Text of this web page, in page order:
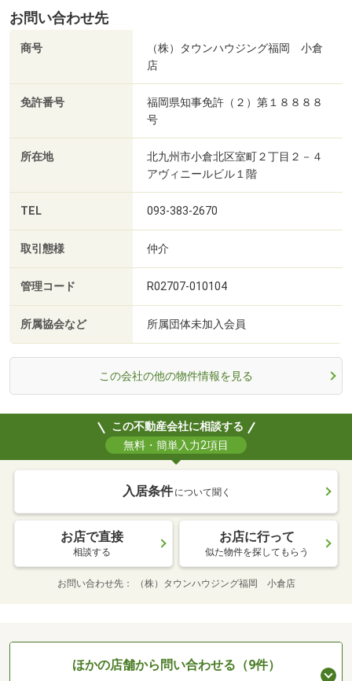
お問い合わせ先
商号
（株）タウンハウジング福岡 小倉
店
免許番号
福岡県知事免許（２）第１８８８８
号
所在地
北九州市小倉北区室町２丁目２－４
アヴィニールビル１階
TEL 093-383-2670
取引態様 仲介
管理コード R02707-010104
所属協会など 所属団体未加入会員
この会社の他の物件情報を見る
この不動産会社に相談する
無料・簡単入力2項目
入居条件 について聞く
お店で直接
相談する
お店に行って
似た物件を探してもらう
お問い合わせ先 （株）タウンハウジング福岡 小倉店
ほかの店舗から問い合わせる（9件）